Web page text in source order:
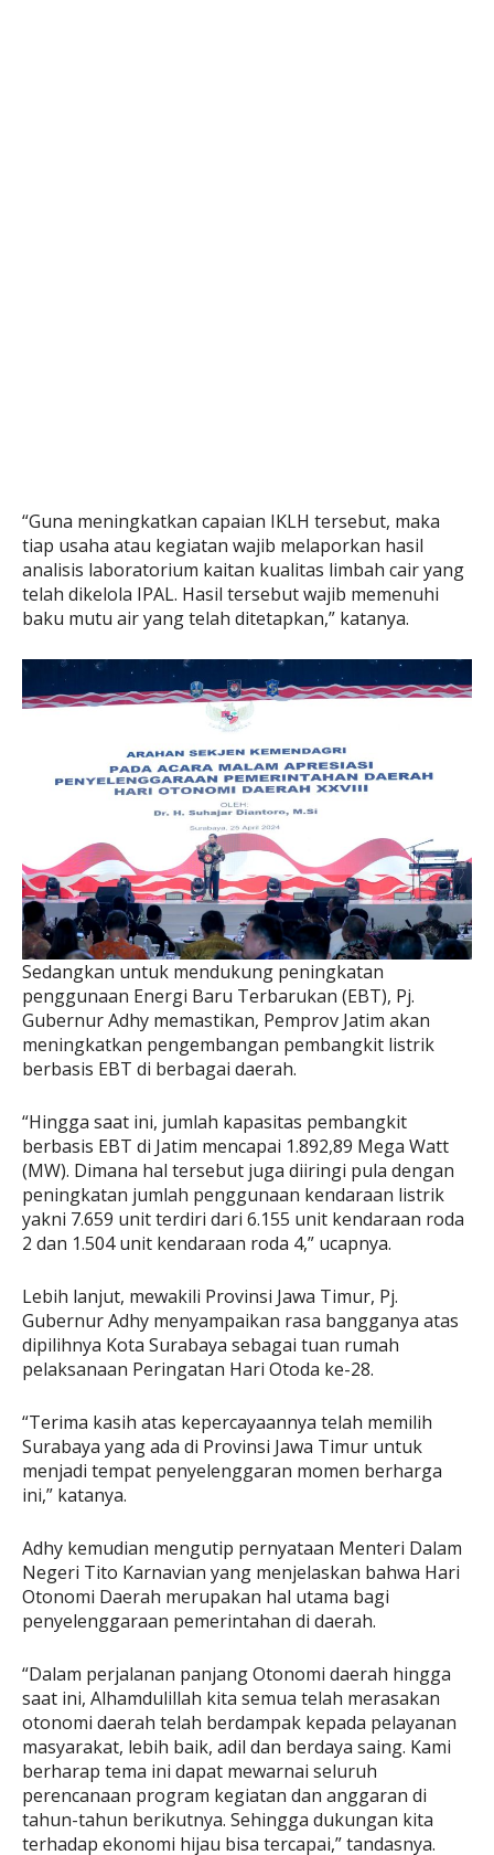
“Guna meningkatkan capaian IKLH tersebut, maka
tiap usaha atau kegiatan wajib melaporkan hasil
analisis laboratorium kaitan kualitas limbah cair yang
telah dikelola IPAL. Hasil tersebut wajib memenuhi
baku mutu air yang telah ditetapkan,” katanya.
Sedangkan untuk mendukung peningkatan
penggunaan Energi Baru Terbarukan (EBT), Pj.
Gubernur Adhy memastikan, Pemprov Jatim akan
meningkatkan pengembangan pembangkit listrik
berbasis EBT di berbagai daerah.
“Hingga saat ini, jumlah kapasitas pembangkit
berbasis EBT di Jatim mencapai 1.892,89 Mega Watt
(MW). Dimana hal tersebut juga diiringi pula dengan
peningkatan jumlah penggunaan kendaraan listrik
yakni 7.659 unit terdiri dari 6.155 unit kendaraan roda
2 dan 1.504 unit kendaraan roda 4,” ucapnya.
Lebih lanjut, mewakili Provinsi Jawa Timur, Pj.
Gubernur Adhy menyampaikan rasa bangganya atas
dipilihnya Kota Surabaya sebagai tuan rumah
pelaksanaan Peringatan Hari Otoda ke-28.
“Terima kasih atas kepercayaannya telah memilih
Surabaya yang ada di Provinsi Jawa Timur untuk
menjadi tempat penyelenggaran momen berharga
ini,” katanya.
Adhy kemudian mengutip pernyataan Menteri Dalam
Negeri Tito Karnavian yang menjelaskan bahwa Hari
Otonomi Daerah merupakan hal utama bagi
penyelenggaraan pemerintahan di daerah.
“Dalam perjalanan panjang Otonomi daerah hingga
saat ini, Alhamdulillah kita semua telah merasakan
otonomi daerah telah berdampak kepada pelayanan
masyarakat, lebih baik, adil dan berdaya saing. Kami
berharap tema ini dapat mewarnai seluruh
perencanaan program kegiatan dan anggaran di
tahun-tahun berikutnya. Sehingga dukungan kita
terhadap ekonomi hijau bisa tercapai,” tandasnya.